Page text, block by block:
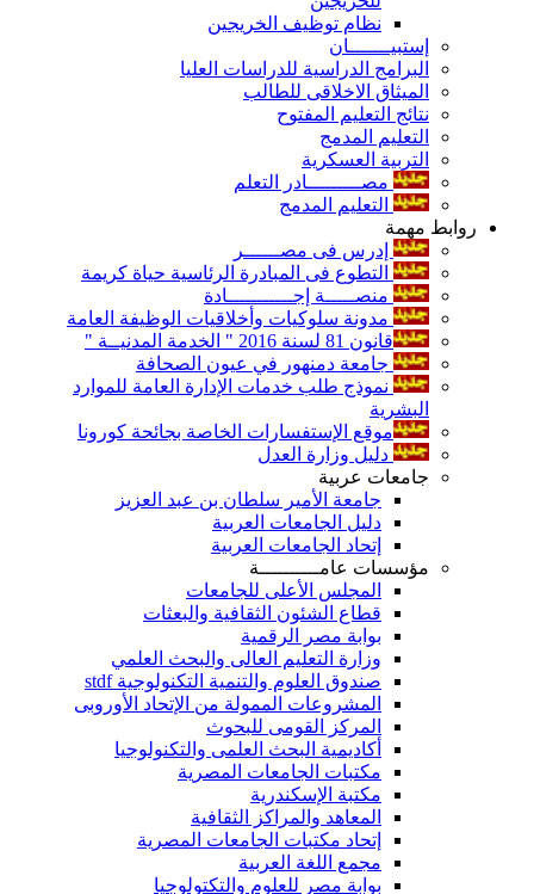
نظام توظيف الخريجين
إستبيـــــــان
البرامج الدراسية للدراسات العليا
الميثاق الاخلاقى للطالب
نتائج التعليم المفتوح
التعليم المدمج
التربية العسكرية
مصـــــــــادر التعلم
التعليم المدمج
روابط مهمة
إدرس فى مصــــــر
التطوع فى المبادرة الرئاسية حياة كريمة
منصـــــة إجـــــــــــادة
مدونة سلوكيات وأخلاقيات الوظيفة العامة
قانون 81 لسنة 2016 " الخدمة المدنيــة "
جامعة دمنهور في عيون الصحافة
نموذج طلب خدمات الإدارة العامة للموارد
البشرية
موقع الإستفسارات الخاصة بجائحة كورونا
دليل وزارة العدل
جامعات عربية
جامعة الأمير سلطان بن عبد العزيز
دليل الجامعات العربية
إتحاد الجامعات العربية
مؤسسات عامــــــــــة
المجلس الأعلى للجامعات
قطاع الشئون الثقافية والبعثات
بوابة مصر الرقمية
وزارة التعليم العالى والبحث العلمي
صندوق العلوم والتنمية التكنولوجية stdf
المشروعات الممولة من الإتحاد الأوروبى
المركز القومى للبحوث
أكاديمية البحث العلمى والتكنولوجيا
مكتبات الجامعات المصرية
مكتبة الإسكندرية
المعاهد والمراكز الثقافية
إتحاد مكتبات الجامعات المصرية
مجمع اللغة العربية
بوابة مصر للعلوم والتكتولوجيا